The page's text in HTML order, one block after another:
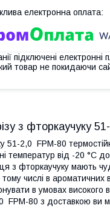
підключені
товар не покидаючи
з фторкаучуку
51-2,0 FPM-80
температур від -20 °C
з фторкаучуку мають
числі в
в умовах високого
FPM-80 з доставкою ви